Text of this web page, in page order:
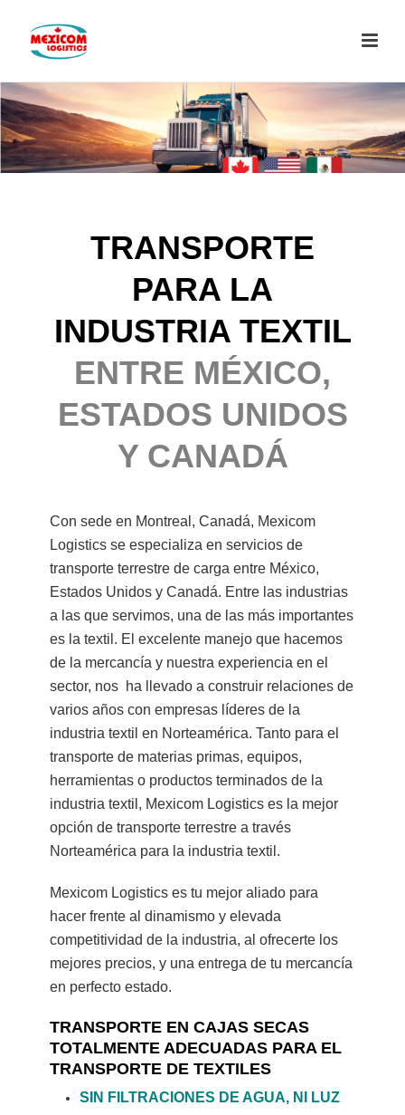
TRANSPORTE
PARA LA
INDUSTRIA TEXTIL
ENTRE MÉXICO,
ESTADOS UNIDOS
Y CANADÁ
Con sede en Montreal, Canadá, Mexicom
Logistics se especializa en servicios de
transporte terrestre de carga entre México,
Estados Unidos y Canadá. Entre las industrias
a las que servimos, una de las más importantes
es la textil. El excelente manejo que hacemos
de la mercancía y nuestra experiencia en el
sector, nos ha llevado a construir relaciones de
varios años con empresas líderes de la
industria textil en Norteamérica. Tanto para el
transporte de materias primas, equipos,
herramientas o productos terminados de la
industria textil, Mexicom Logistics es la mejor
opción de transporte terrestre a través
Norteamérica para la industria textil.
Mexicom Logistics es tu mejor aliado para
hacer frente al dinamismo y elevada
competitividad de la industria, al ofrecerte los
mejores precios, y una entrega de tu mercancía
en perfecto estado.
TRANSPORTE EN CAJAS SECAS
TOTALMENTE ADECUADAS PARA EL
TRANSPORTE DE TEXTILES
SIN FILTRACIONES DE AGUA, NI LUZ